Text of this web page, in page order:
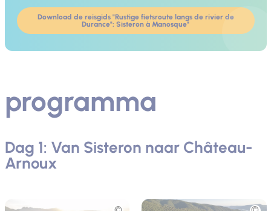
Download de reisgids "Rustige fietsroute langs de rivier de
Durance": Sisteron à Manosque"
programma
Dag 1: Van Sisteron naar Château-
Arnoux
Foto Foto